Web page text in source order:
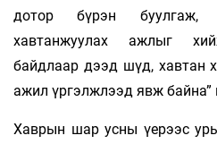
дотор бүрэн буулгаж,
хавтанжуулах ажлыг
байдлаар дээд шүд, хавтан
ажил үргэлжлээд явж байна”
Хаврын шар усны үерээс